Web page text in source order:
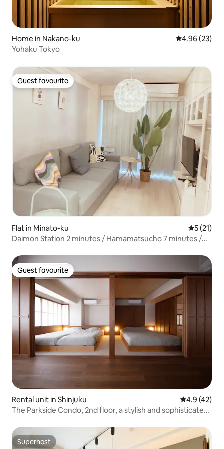
Home in Nakano-ku 4.96 out of 5
4.96 (23)
Yohaku Tokyo
Guest favourite
Guest favourite
Flat in Minato-ku 5 out of 5
5 (21)
Daimon Station 2 minutes / Hamamatsucho 7 minutes /
Guest favourite
Guest favourite
Rental unit in Shinjuku 4.9 out of 5
4.9 (42)
The Parkside Condo, 2nd floor, a stylish and sophisticated
Superhost
Superhost